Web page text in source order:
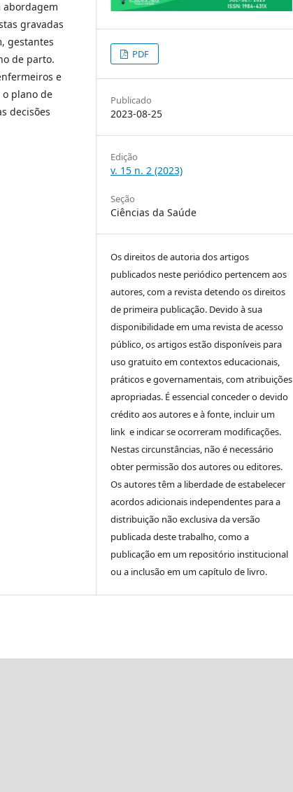
abordagem
gravadas
gestantes
de parto.
e
plano de
decisões
PDF
Publicado
2023-08-25
Edição
v. 15 n. 2 (2023)
Seção
Ciências da Saúde
Os direitos de autoria dos artigos
publicados neste periódico pertencem aos
autores, com a revista detendo os direitos
de primeira publicação. Devido à sua
disponibilidade em uma revista de acesso
público, os artigos estão disponíveis para
uso gratuito em contextos educacionais,
práticos e governamentais, com atribuições
apropriadas. É essencial conceder o devido
crédito aos autores e à fonte, incluir um
link e indicar se ocorreram modificações.
Nestas circunstâncias, não é necessário
obter permissão dos autores ou editores.
Os autores têm a liberdade de estabelecer
acordos adicionais independentes para a
distribuição não exclusiva da versão
publicada deste trabalho, como a
publicação em um repositório institucional
ou a inclusão em um capítulo de livro.